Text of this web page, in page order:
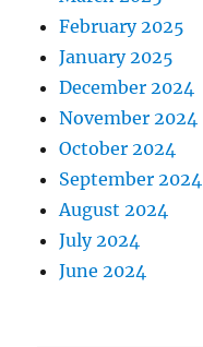
February 2025
January 2025
December 2024
November 2024
October 2024
September 2024
August 2024
July 2024
June 2024